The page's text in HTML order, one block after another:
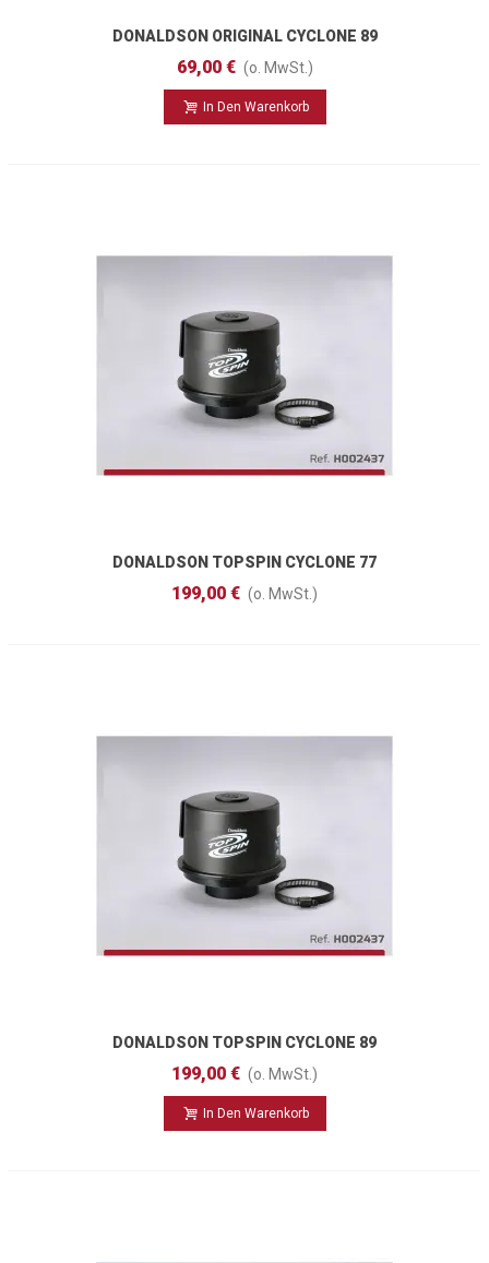
DONALDSON ORIGINAL CYCLONE 89
Mm
69,00 € (o. MwSt.)
In Den Warenkorb
DONALDSON TOPSPIN CYCLONE 77
Mm
199,00 € (o. MwSt.)
DONALDSON TOPSPIN CYCLONE 89
Mm
199,00 € (o. MwSt.)
In Den Warenkorb